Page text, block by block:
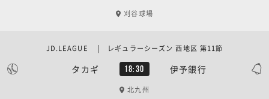
刈谷球場
タカギ 18:30 伊予銀行
JD.LEAGUE | レギュラーシーズン 西地区 第11節
北九州